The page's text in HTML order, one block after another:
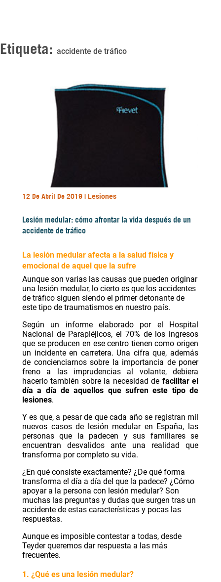
Etiqueta: accidente de tráfico
12 De Abril De 2019 | Lesiones
Lesión medular: cómo afrontar la vida después de un
accidente de tráfico
La lesión medular afecta a la salud física y
emocional de aquel que la sufre
Aunque son varias las causas que pueden originar
una lesión medular, lo cierto es que los accidentes
de tráfico siguen siendo el primer detonante de
este tipo de traumatismos en nuestro país.
Según un informe elaborado por el Hospital
Nacional de Parapléjicos, el 70% de los ingresos
que se producen en ese centro tienen como origen
un incidente en carretera. Una cifra que, además
de concienciarnos sobre la importancia de poner
freno a las imprudencias al volante, debiera
hacerlo también sobre la necesidad de facilitar el
día a día de aquellos que sufren este tipo de
lesiones.
Y es que, a pesar de que cada año se registran mil
nuevos casos de lesión medular en España, las
personas que la padecen y sus familiares se
encuentran desvalidos ante una realidad que
transforma por completo su vida.
¿En qué consiste exactamente? ¿De qué forma
transforma el día a día del que la padece? ¿Cómo
apoyar a la persona con lesión medular? Son
muchas las preguntas y dudas que surgen tras un
accidente de estas características y pocas las
respuestas.
Aunque es imposible contestar a todas, desde
Teyder queremos dar respuesta a las más
frecuentes.
1. ¿Qué es una lesión medular?